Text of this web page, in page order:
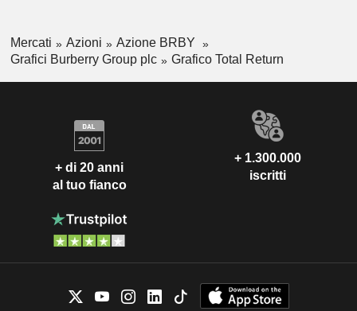
Mercati Azioni
Azione BRBY
Grafici Burberry Group plc
Grafico Total Return
+ di 20 anni
al tuo fianco
+ 1.300.000
iscritti